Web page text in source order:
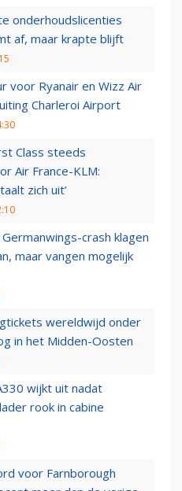
onderhoudslicenties
af, maar krapte blijft
voor Ryanair en Wizz Air
Charleroi Airport
Class steeds
Air France-KLM:
zich uit’
crash klagen
maar vangen mogelijk
wereldwijd onder
in het Midden-Oosten
wijkt uit nadat
rook in cabine
voor Farnborough